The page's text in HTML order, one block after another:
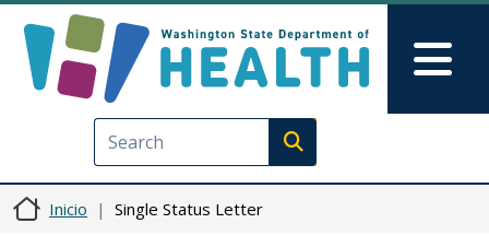
Execute search
Inicio Single Status Letter